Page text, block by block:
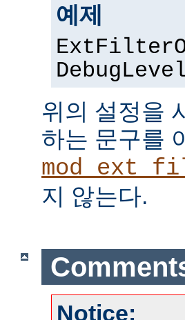
예제
위의 설정을
하는 문구를
지 않는다.
Notice: